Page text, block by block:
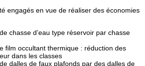
engagés en vue de réaliser des économies
chasse d’eau type réservoir par chasse
film occultant thermique : réduction des
dans les classes
dalles de faux plafonds par des dalles de